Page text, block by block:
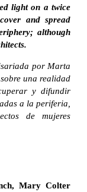
light on a twice
and spread
although
por Marta
una realidad
y difundir
a la periferia,
de mujeres
Mary Colter